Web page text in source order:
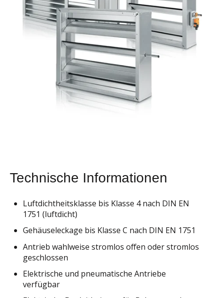
Technische Informationen
Luftdichtheitsklasse bis Klasse 4 nach DIN EN
1751 (luftdicht)
Gehäuseleckage bis Klasse C nach DIN EN 1751
Antrieb wahlweise stromlos offen oder stromlos
geschlossen
Elektrische und pneumatische Antriebe
verfügbar